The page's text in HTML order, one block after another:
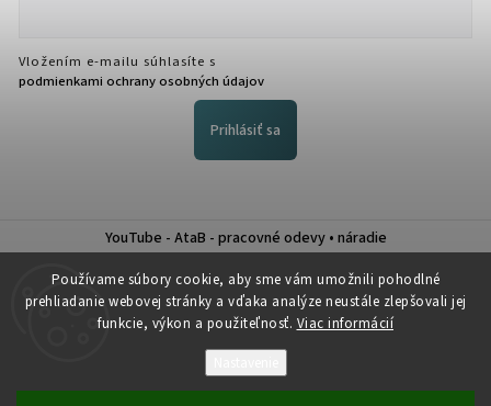
Používame súbory cookie, aby sme vám umožnili pohodlné
prehliadanie webovej stránky a vďaka analýze neustále zlepšovali jej
funkcie, výkon a použiteľnosť. Viac informácií
Vložením e-mailu súhlasíte s
podmienkami ochrany osobných údajov
Prihlásiť sa
YouTube - AtaB - pracovné odevy • náradie
Nákup na splátky QUATRO